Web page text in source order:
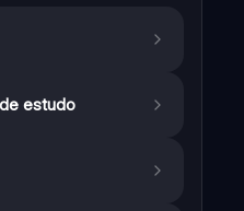
estudo